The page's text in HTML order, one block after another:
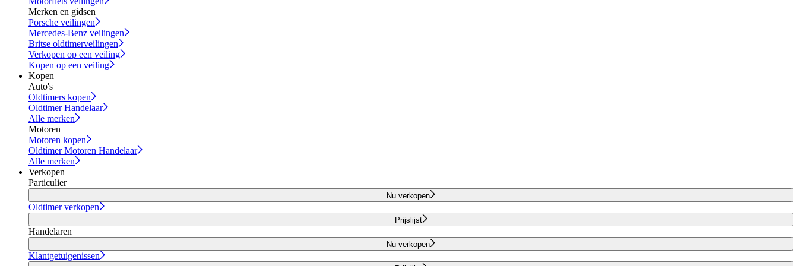
Merken en gidsen
Porsche veilingen
Mercedes-Benz veilingen
Britse oldtimerveilingen
Verkopen op een veiling
Kopen op een veiling
Kopen
Auto's
Oldtimers kopen
Oldtimer Handelaar
Alle merken
Motoren
Motoren kopen
Oldtimer Motoren Handelaar
Alle merken
Verkopen
Particulier
Nu verkopen
Oldtimer verkopen
Prijslijst
Handelaren
Nu verkopen
Klantgetuigenissen